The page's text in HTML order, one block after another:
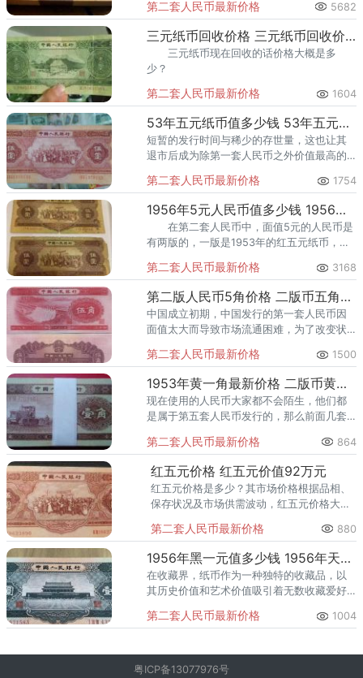
第二套人民币最新价格 5682
三元纸币回收价格 三元纸币回收价格查询
三元纸币现在回收的话价格大概是多
少？
第二套人民币最新价格 1604
53年五元纸币值多少钱 53年五元纸币值得收藏吗
短暂的发行时间与稀少的存世量，这也让其
退市后成为除第一套人民币之外价值最高的
第二套人民币最新价格 1754
1956年5元人民币值多少钱 1956年5元人民币价格图片
在第二套人民币中，面值5元的人民币是
有两版的，一版是1953年的红五元纸币，另
5元人民币也叫黄五元。这一张纸币在现在收
藏价值比较高
第二套人民币最新价格 3168
第二版人民币5角价格 二版币五角市场价
中国成立初期，中国发行的第一套人民币因
面值太大而导致市场流通困难，为了改变状
民币早已退出市场，但在如今的收藏市场
上，却不断的吸引着人的眼球，今
第二套人民币最新价格 1500
1953年黄一角最新价格 二版币黄一角值多少钱
现在使用的人民币大家都不会陌生，他们都
是属于第五套人民币发行的，那么前面几套
随小编一起来了解一下第二套人民币发行的
一角纸币。 &nb
第二套人民币最新价格 864
红五元价格 红五元价值92万元
红五元价格是多少？其市场价格根据品相、
保存状况及市场供需波动，红五元价格大致
1日发行，由中国人民银行推出，北京印钞厂
印制。票面设计
第二套人民币最新价格 880
1956年黑一元值多少钱 1956年天安门黑壹圆一元价格
在收藏界，纸币作为一种独特的收藏品，以
其历史价值和艺术价值吸引着无数收藏爱好
其独特的历史背景和珍稀性，成为众多收藏
第二套人民币最新价格 1004
粤ICP备13077976号